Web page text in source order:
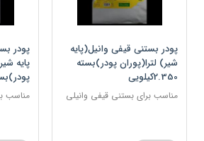
پودر بستنی قیفی وانیل(پایه
شیر) لترا(پوران پودر)بسته
2.350کیلویی
مناسب برای بستنی قیفی وانیلی
پودر
پایه
پودر)بسته
مناسب